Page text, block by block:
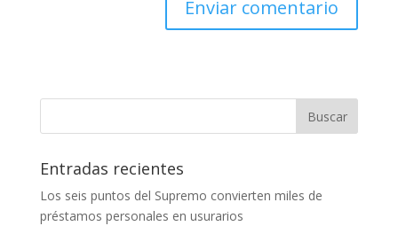
Entradas recientes
Los seis puntos del Supremo convierten miles de
préstamos personales en usurarios